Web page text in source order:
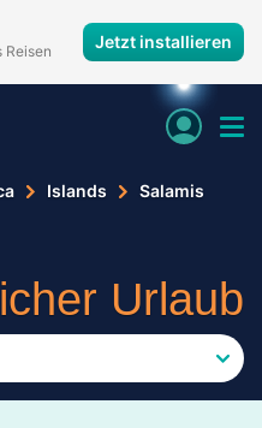
Reisen Jetzt installieren
Islands Salamis
Urlaub